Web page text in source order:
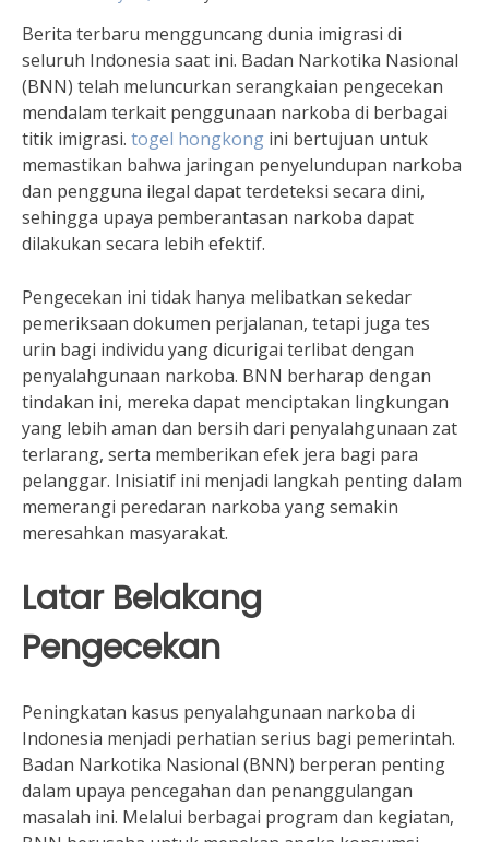
Berita terbaru mengguncang dunia imigrasi di
seluruh Indonesia saat ini. Badan Narkotika Nasional
(BNN) telah meluncurkan serangkaian pengecekan
mendalam terkait penggunaan narkoba di berbagai
titik imigrasi. togel hongkong ini bertujuan untuk
memastikan bahwa jaringan penyelundupan narkoba
dan pengguna ilegal dapat terdeteksi secara dini,
sehingga upaya pemberantasan narkoba dapat
dilakukan secara lebih efektif.
Pengecekan ini tidak hanya melibatkan sekedar
pemeriksaan dokumen perjalanan, tetapi juga tes
urin bagi individu yang dicurigai terlibat dengan
penyalahgunaan narkoba. BNN berharap dengan
tindakan ini, mereka dapat menciptakan lingkungan
yang lebih aman dan bersih dari penyalahgunaan zat
terlarang, serta memberikan efek jera bagi para
pelanggar. Inisiatif ini menjadi langkah penting dalam
memerangi peredaran narkoba yang semakin
meresahkan masyarakat.
Latar Belakang
Pengecekan
Peningkatan kasus penyalahgunaan narkoba di
Indonesia menjadi perhatian serius bagi pemerintah.
Badan Narkotika Nasional (BNN) berperan penting
dalam upaya pencegahan dan penanggulangan
masalah ini. Melalui berbagai program dan kegiatan,